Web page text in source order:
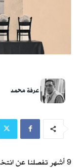
عرفة محمد
9 أشهر تفصلنا عن